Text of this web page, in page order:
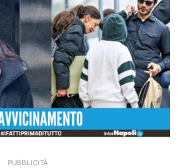
PUBBLICITÀ